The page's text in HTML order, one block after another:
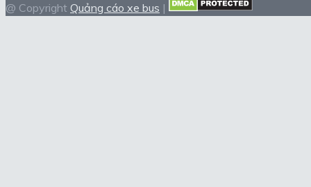
@ Copyright Quảng cáo xe bus |